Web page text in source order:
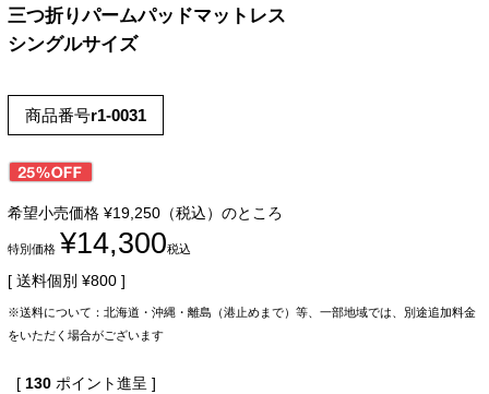
三つ折りパームパッドマットレス
シングルサイズ
商品番号r1-0031
希望小売価格 ¥19,250 （税込）のところ
特別価格 ¥14,300税込
送料個別 ¥800
※送料について：北海道・沖縄・離島（港止めまで）等、一部地域では、別途追加料金
をいただく場合がございます
[ 130 ポイント進呈 ]